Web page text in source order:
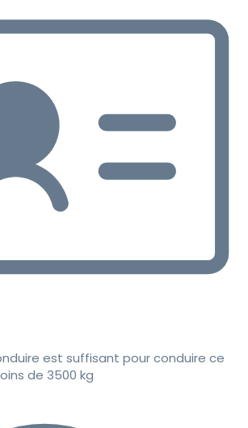
est suffisant pour conduire ce
de 3500 kg